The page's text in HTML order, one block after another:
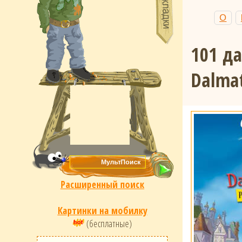
Расширенный поиск
Картинки на мобилку
(бесплатные)
О
101